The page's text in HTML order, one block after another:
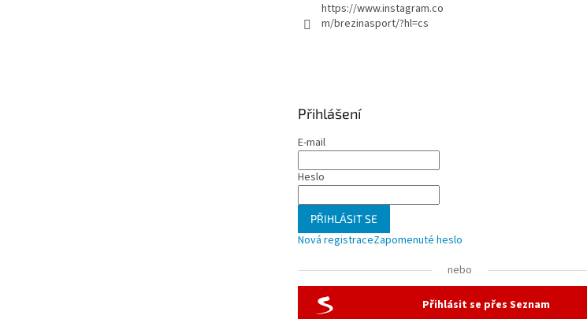
https://www.instagram.co
m/brezinasport/?hl=cs
Přihlášení
E-mail
Heslo
PŘIHLÁSIT SE
Nová registraceZapomenuté heslo
nebo
Přihlásit se přes Seznam